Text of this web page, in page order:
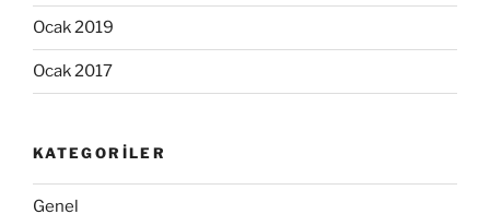
Ocak 2019
Ocak 2017
KATEGORILER
Genel